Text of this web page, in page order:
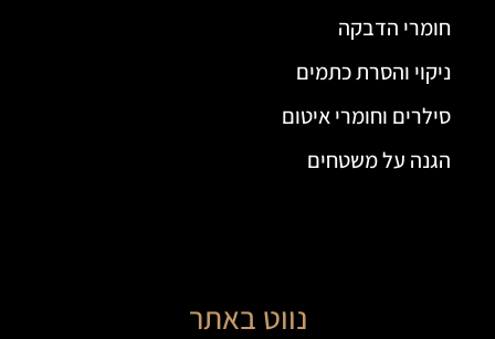
חומרי הדבקה
ניקוי והסרת כתמים
סילרים וחומרי איטום
הגנה על משטחים
נווט באתר